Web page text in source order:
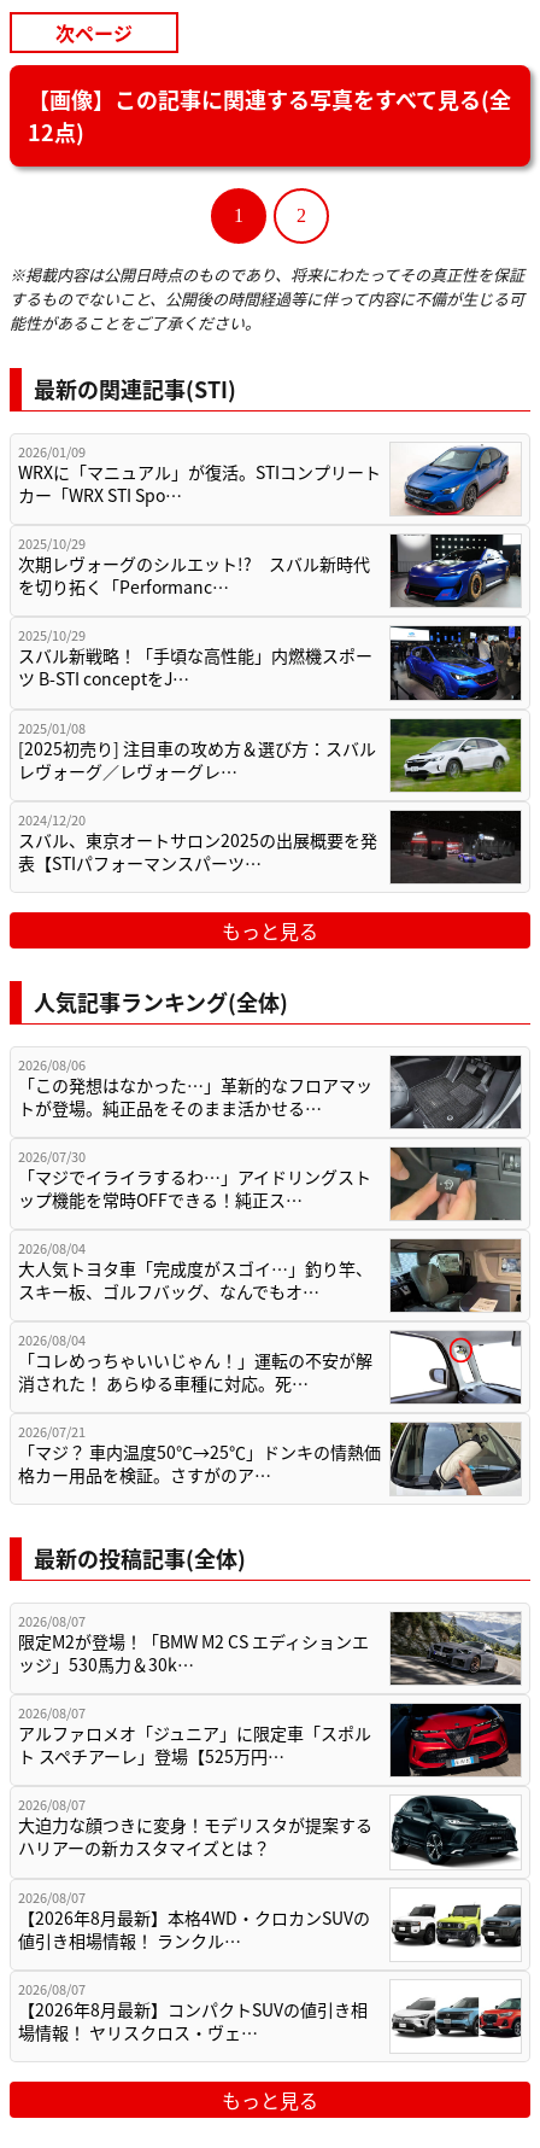
次ページ
【画像】この記事に関連する写真をすべて見る(全
12点)
1 2
※掲載内容は公開日時点のものであり、将来にわたってその真正性を保証
するものでないこと、公開後の時間経過等に伴って内容に不備が生じる可
能性があることをご了承ください。
最新の関連記事(STI)
2026/01/09
WRXに「マニュアル」が復活。STIコンプリート
カー「WRX STI Spo…
2025/10/29
次期レヴォーグのシルエット!? スバル新時代
を切り拓く「Performanc…
2025/10/29
スバル新戦略！「手頃な高性能」内燃機スポー
ツ B-STI conceptをJ…
2025/01/08
[2025初売り] 注目車の攻め方＆選び方：スバル
レヴォーグ／レヴォーグレ…
2024/12/20
スバル、東京オートサロン2025の出展概要を発
表【STIパフォーマンスパーツ…
もっと見る
人気記事ランキング(全体)
2026/08/06
「この発想はなかった…」革新的なフロアマッ
トが登場。純正品をそのまま活かせる…
2026/07/30
「マジでイライラするわ…」アイドリングスト
ップ機能を常時OFFできる！純正ス…
2026/08/04
大人気トヨタ車「完成度がスゴイ…」釣り竿、
スキー板、ゴルフバッグ、なんでもオ…
2026/08/04
「コレめっちゃいいじゃん！」運転の不安が解
消された！ あらゆる車種に対応。死…
2026/07/21
「マジ？ 車内温度50℃→25℃」ドンキの情熱価
格カー用品を検証。さすがのア…
最新の投稿記事(全体)
2026/08/07
限定M2が登場！「BMW M2 CS エディションエ
ッジ」530馬力＆30k…
2026/08/07
アルファロメオ「ジュニア」に限定車「スポル
ト スペチアーレ」登場【525万円…
2026/08/07
大迫力な顔つきに変身！モデリスタが提案する
ハリアーの新カスタマイズとは？
2026/08/07
【2026年8月最新】本格4WD・クロカンSUVの
値引き相場情報！ ランクル…
2026/08/07
【2026年8月最新】コンパクトSUVの値引き相
場情報！ ヤリスクロス・ヴェ…
もっと見る